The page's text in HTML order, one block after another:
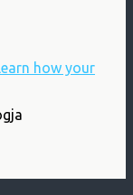
how your